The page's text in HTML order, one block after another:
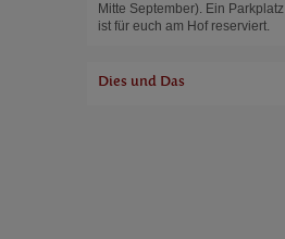
Mitte September). Ein Parkplatz
ist für euch am Hof reserviert.
Dies und Das